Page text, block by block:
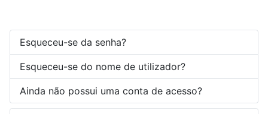
Esqueceu-se da senha?
Esqueceu-se do nome de utilizador?
Ainda não possui uma conta de acesso?